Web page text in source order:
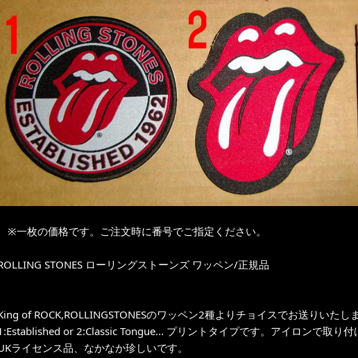
※一枚の価格です。ご注文時に番号でご指定ください。
STONES ローリングストーンズ ワッペン/正規品
of ROCK,ROLLINGSTONESのワッペン2種よりチョイスでお送りいたしま
or 2:Classic Tongue... プリントタイプです。アイロンで取り付
ライセンス品、なかなか珍しいです。